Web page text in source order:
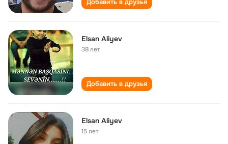
Добавить в друзья
Elsan Aliyev
38 лет
Добавить в друзья
Elsan Aliyev
15 лет